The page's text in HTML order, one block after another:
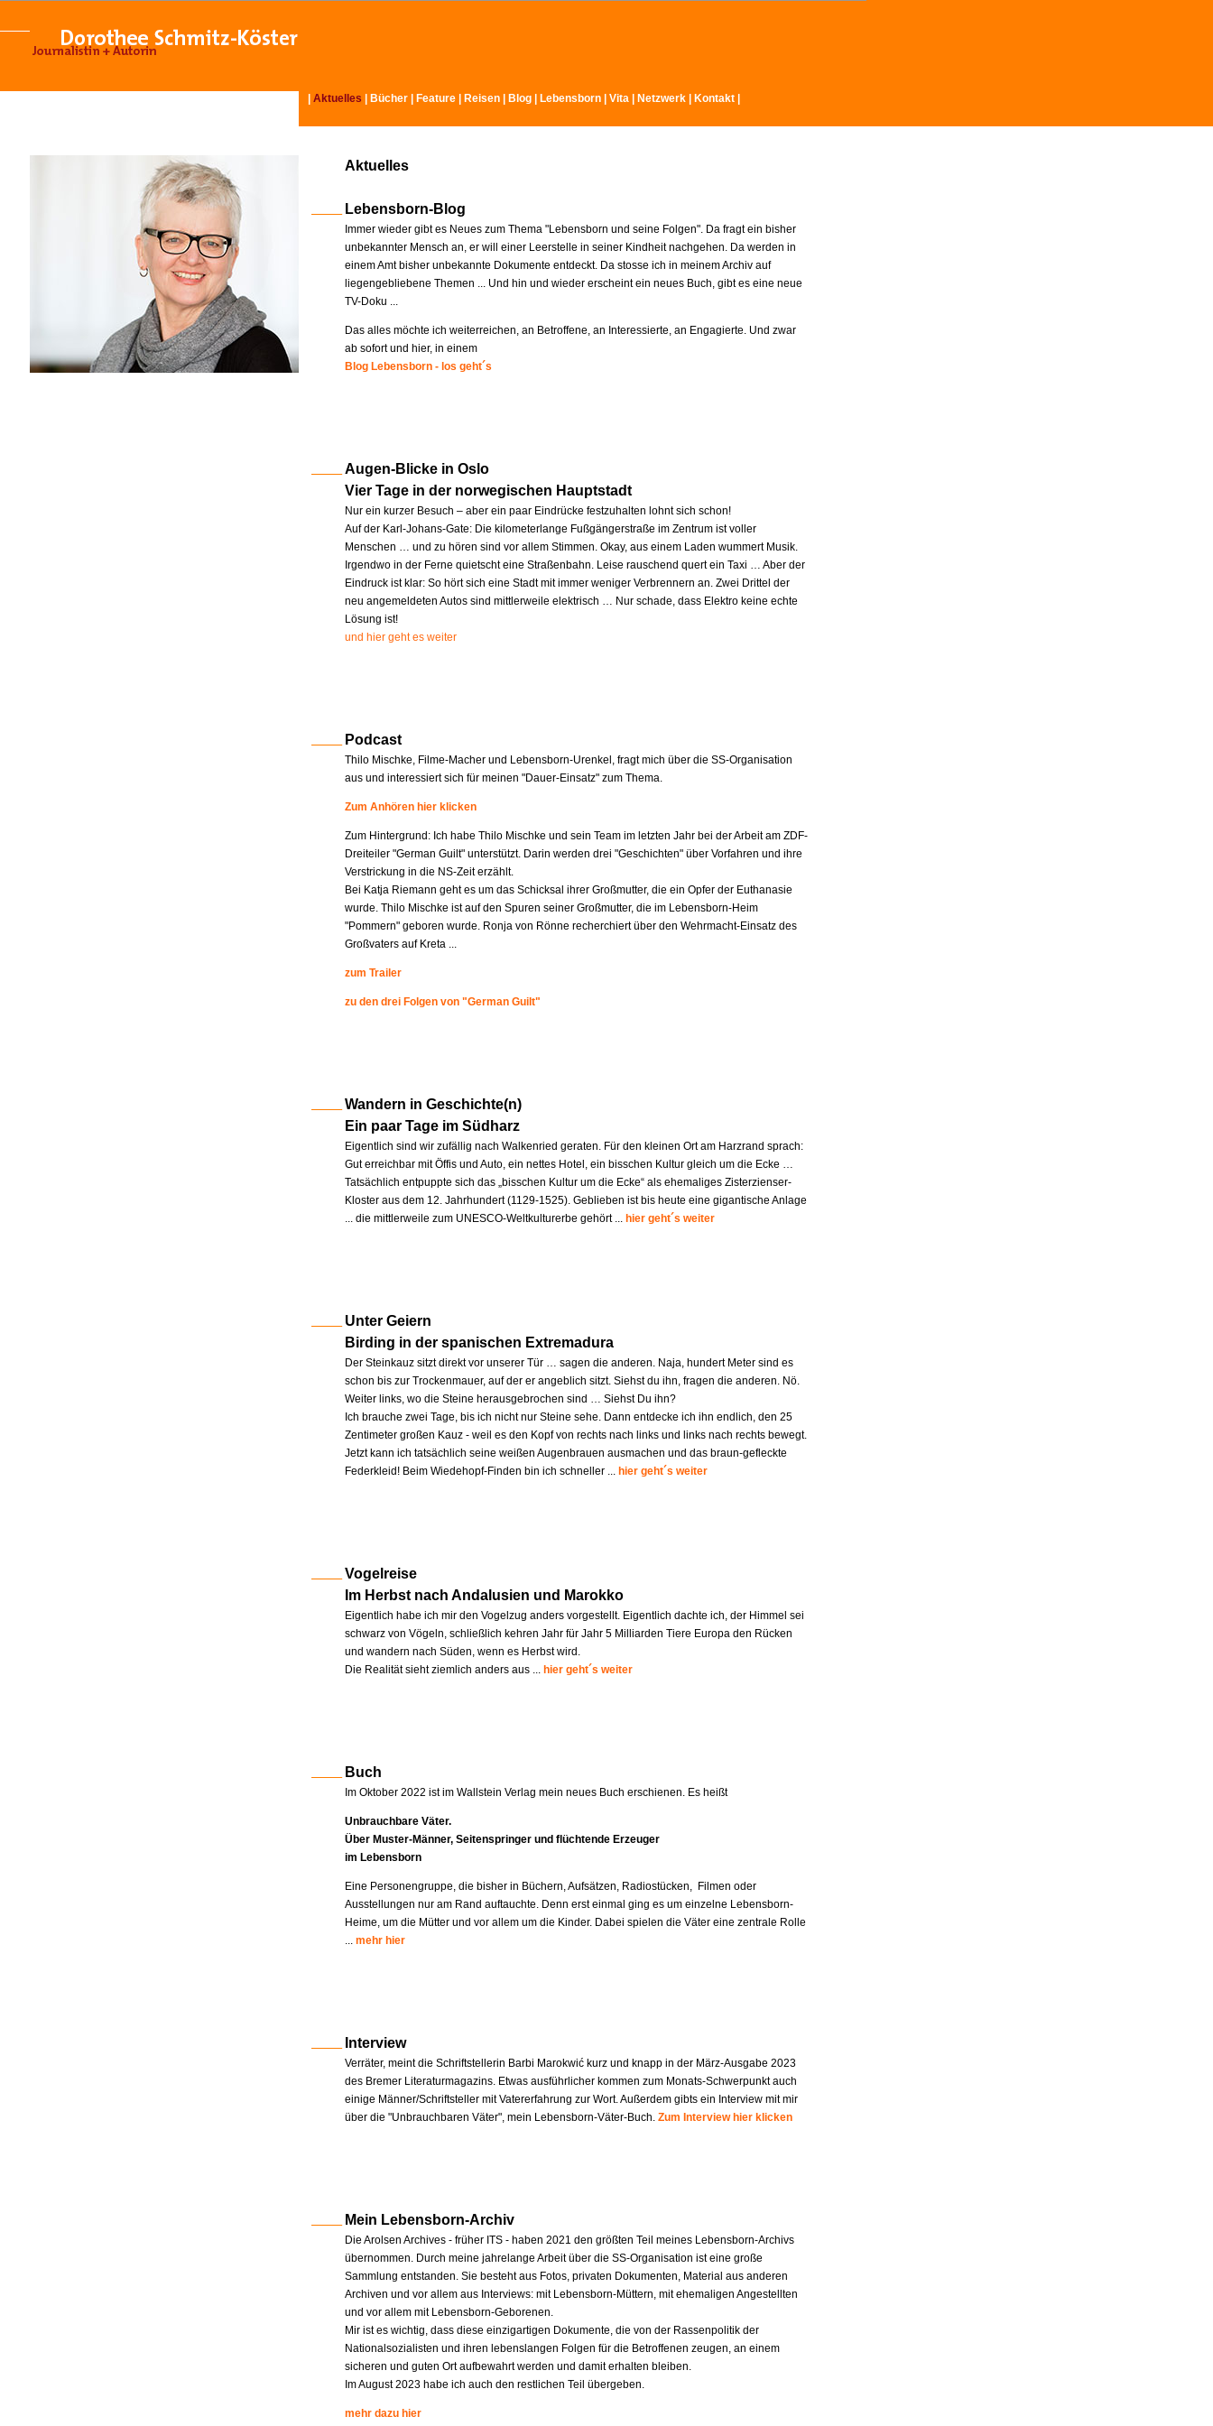
Aktuelles Bücher Feature Reisen Blog Lebensborn Vita Netzwerk Kontakt
Aktuelles
Lebensborn-Blog
Immer wieder gibt es Neues zum Thema "Lebensborn und seine Folgen". Da fragt ein bisher
unbekannter Mensch an, er will einer Leerstelle in seiner Kindheit nachgehen. Da werden in
einem Amt bisher unbekannte Dokumente entdeckt. Da stosse ich in meinem Archiv auf
liegengebliebene Themen ... Und hin und wieder erscheint ein neues Buch, gibt es eine neue
TV-Doku ...
Das alles möchte ich weiterreichen, an Betroffene, an Interessierte, an Engagierte. Und zwar
ab sofort und hier, in einem
Blog Lebensborn - los geht´s
Augen-Blicke in Oslo
Vier Tage in der norwegischen Hauptstadt
Nur ein kurzer Besuch – aber ein paar Eindrücke festzuhalten lohnt sich schon!
Auf der Karl-Johans-Gate: Die kilometerlange Fußgängerstraße im Zentrum ist voller
Menschen … und zu hören sind vor allem Stimmen. Okay, aus einem Laden wummert Musik.
Irgendwo in der Ferne quietscht eine Straßenbahn. Leise rauschend quert ein Taxi … Aber der
Eindruck ist klar: So hört sich eine Stadt mit immer weniger Verbrennern an. Zwei Drittel der
neu angemeldeten Autos sind mittlerweile elektrisch … Nur schade, dass Elektro keine echte
Lösung ist!
und hier geht es weiter
Podcast
Thilo Mischke, Filme-Macher und Lebensborn-Urenkel, fragt mich über die SS-Organisation
aus und interessiert sich für meinen "Dauer-Einsatz" zum Thema.
Zum Anhören hier klicken
Zum Hintergrund: Ich habe Thilo Mischke und sein Team im letzten Jahr bei der Arbeit am ZDF-
Dreiteiler "German Guilt" unterstützt. Darin werden drei "Geschichten" über Vorfahren und ihre
Verstrickung in die NS-Zeit erzählt.
Bei Katja Riemann geht es um das Schicksal ihrer Großmutter, die ein Opfer der Euthanasie
wurde. Thilo Mischke ist auf den Spuren seiner Großmutter, die im Lebensborn-Heim
"Pommern" geboren wurde. Ronja von Rönne recherchiert über den Wehrmacht-Einsatz des
Großvaters auf Kreta ...
zum Trailer
zu den drei Folgen von "German Guilt"
Wandern in Geschichte(n)
Ein paar Tage im Südharz
Eigentlich sind wir zufällig nach Walkenried geraten. Für den kleinen Ort am Harzrand sprach:
Gut erreichbar mit Öffis und Auto, ein nettes Hotel, ein bisschen Kultur gleich um die Ecke …
Tatsächlich entpuppte sich das „bisschen Kultur um die Ecke“ als ehemaliges Zisterzienser-
Kloster aus dem 12. Jahrhundert (1129-1525). Geblieben ist bis heute eine gigantische Anlage
... die mittlerweile zum UNESCO-Weltkulturerbe gehört ... hier geht´s weiter
Unter Geiern
Birding in der spanischen Extremadura
Der Steinkauz sitzt direkt vor unserer Tür … sagen die anderen. Naja, hundert Meter sind es
schon bis zur Trockenmauer, auf der er angeblich sitzt. Siehst du ihn, fragen die anderen. Nö.
Weiter links, wo die Steine herausgebrochen sind … Siehst Du ihn?
Ich brauche zwei Tage, bis ich nicht nur Steine sehe. Dann entdecke ich ihn endlich, den 25
Zentimeter großen Kauz - weil es den Kopf von rechts nach links und links nach rechts bewegt.
Jetzt kann ich tatsächlich seine weißen Augenbrauen ausmachen und das braun-gefleckte
Federkleid! Beim Wiedehopf-Finden bin ich schneller ... hier geht´s weiter
Vogelreise
Im Herbst nach Andalusien und Marokko
Eigentlich habe ich mir den Vogelzug anders vorgestellt. Eigentlich dachte ich, der Himmel sei
schwarz von Vögeln, schließlich kehren Jahr für Jahr 5 Milliarden Tiere Europa den Rücken
und wandern nach Süden, wenn es Herbst wird.
Die Realität sieht ziemlich anders aus ... hier geht´s weiter
Buch
Im Oktober 2022 ist im Wallstein Verlag mein neues Buch erschienen. Es heißt
Unbrauchbare Väter.
Über Muster-Männer, Seitenspringer und flüchtende Erzeuger
im Lebensborn
Eine Personengruppe, die bisher in Büchern, Aufsätzen, Radiostücken, Filmen oder
Ausstellungen nur am Rand auftauchte. Denn erst einmal ging es um einzelne Lebensborn-
Heime, um die Mütter und vor allem um die Kinder. Dabei spielen die Väter eine zentrale Rolle
... mehr hier
Interview
Verräter, meint die Schriftstellerin Barbi Marokwić kurz und knapp in der März-Ausgabe 2023
des Bremer Literaturmagazins. Etwas ausführlicher kommen zum Monats-Schwerpunkt auch
einige Männer/Schriftsteller mit Vatererfahrung zur Wort. Außerdem gibts ein Interview mit mir
über die "Unbrauchbaren Väter", mein Lebensborn-Väter-Buch. Zum Interview hier klicken
Mein Lebensborn-Archiv
Die Arolsen Archives - früher ITS - haben 2021 den größten Teil meines Lebensborn-Archivs
übernommen. Durch meine jahrelange Arbeit über die SS-Organisation ist eine große
Sammlung entstanden. Sie besteht aus Fotos, privaten Dokumenten, Material aus anderen
Archiven und vor allem aus Interviews: mit Lebensborn-Müttern, mit ehemaligen Angestellten
und vor allem mit Lebensborn-Geborenen.
Mir ist es wichtig, dass diese einzigartigen Dokumente, die von der Rassenpolitik der
Nationalsozialisten und ihren lebenslangen Folgen für die Betroffenen zeugen, an einem
sicheren und guten Ort aufbewahrt werden und damit erhalten bleiben.
Im August 2023 habe ich auch den restlichen Teil übergeben.
mehr dazu hier